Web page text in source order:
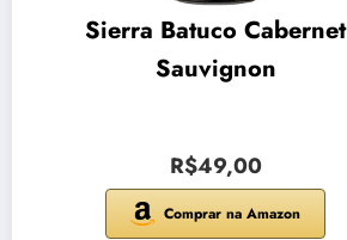
Sierra Batuco Cabernet
Sauvignon
R$49,00
Comprar na Amazon